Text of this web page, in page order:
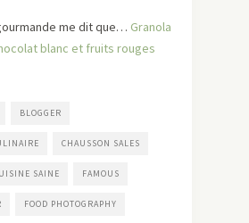
me dit que… Granola
blanc et fruits rouges
BLOGGER
CHAUSSON SALES
SAINE FAMOUS
FOOD PHOTOGRAPHY